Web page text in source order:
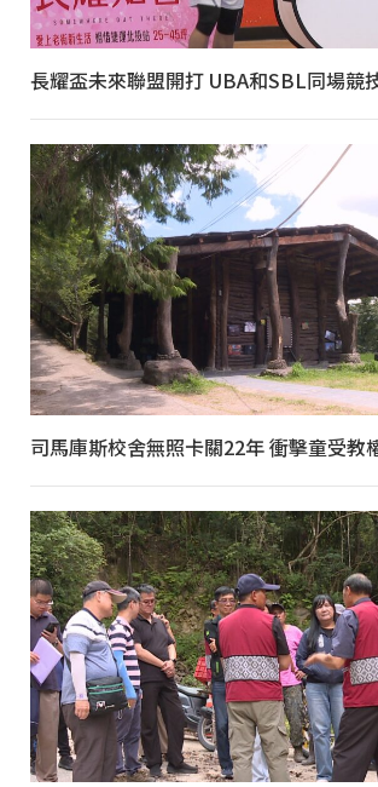
長耀盃未來聯盟開打 UBA和SBL同場競
司馬庫斯校舍無照卡關22年 衝擊童受教